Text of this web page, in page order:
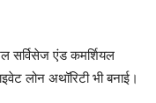
सर्विसेज एंड कमर्शियल
लोन अथॉरिटी भी बनाई।